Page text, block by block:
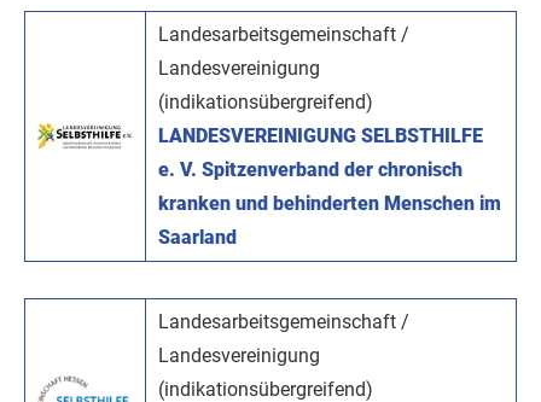
Landesarbeitsgemeinschaft /
Landesvereinigung
(indikationsübergreifend)
LANDESVEREINIGUNG SELBSTHILFE
e. V. Spitzenverband der chronisch
kranken und behinderten Menschen im
Saarland
Landesarbeitsgemeinschaft /
Landesvereinigung
(indikationsübergreifend)